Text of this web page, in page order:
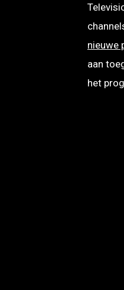
nieuwe
aan
het